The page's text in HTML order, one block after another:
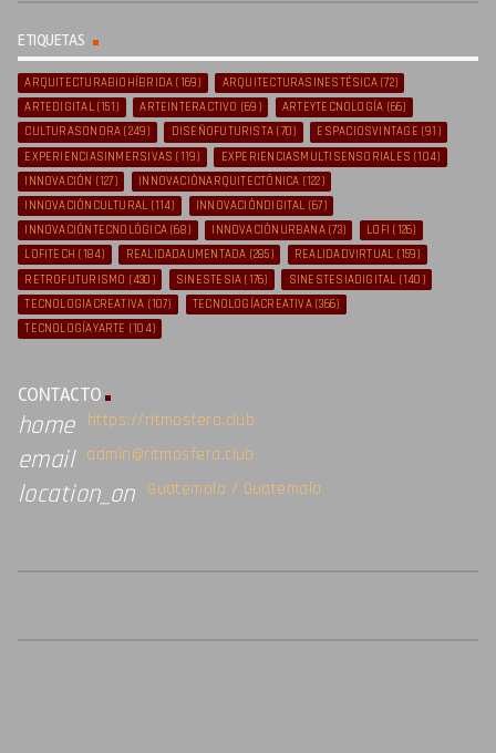
ETIQUETAS
ARQUITECTURABIOHÍBRIDA (169) ARQUITECTURASINESTÉSICA(72)
ARTEDIGITAL(151) ARTEINTERACTIVO (69) ARTEYTECNOLOGÍA (66)
CULTURASONORA (249) DISEÑOFUTURISTA (70) ESPACIOSVINTAGE (91)
EXPERIENCIASINMERSIVAS (119) EXPERIENCIASMULTISENSORIALES (104)
INNOVACIÓN (127) INNOVACIÓNARQUITECTÓNICA (122)
INNOVACIÓNCULTURAL (114) INNOVACIÓNDIGITAL (67)
INNOVACIÓNTECNOLÓGICA (68) INNOVACIÓNURBANA(73) LOFI (126)
LOFITECH (184) REALIDADAUMENTADA (285) REALIDADVIRTUAL (159)
RETROFUTURISMO (430) SINESTESIA (176) SINESTESIADIGITAL (140)
TECNOLOGIACREATIVA (107) TECNOLOGÍACREATIVA(366)
TECNOLOGÍAYARTE (104)
CONTACTO
home https://ritmosfera.club
email admin@ritmosfera.club
location_on Guatemala / Guatemala